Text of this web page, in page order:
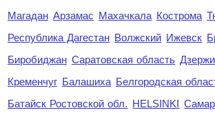
Магадан Арзамас Махачкала Кострома
Республика Дагестан Волжский Ижевск
Биробиджан Саратовская область
Кременчуг Балашиха Белгородская
Батайск Ростовской обл. HELSINKI